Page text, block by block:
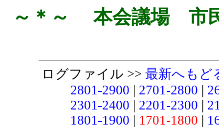
～＊～ 本会議場 市
ログファイル >> 最新へもど
2801-2900 | 2701-2800 |
2301-2400 | 2201-2300 |
1801-1900 | 1701-1800 |